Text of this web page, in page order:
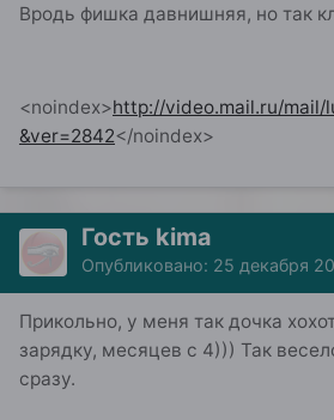
Вродь фишка давнишняя, но так
<noindex>http://video.mail.ru/mail/
&ver=2842</noindex>
Гость kima
Опубликовано: 25 декабря
Прикольно, у меня так дочка
зарядку, месяцев с 4))) Так
сразу.